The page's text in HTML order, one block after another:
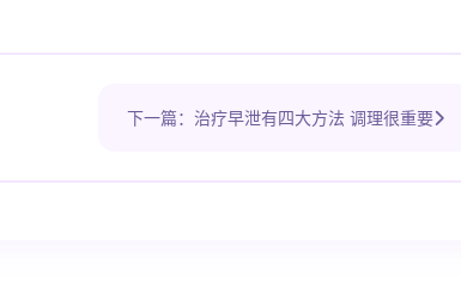
下一篇：治疗早泄有四大方法 调理很重要